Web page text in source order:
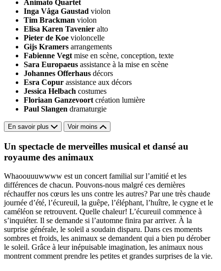
Animato Quartet
Inga Våga Gaustad violon
Tim Brackman violon
Elisa Karen Tavenier alto
Pieter de Koe violoncelle
Gijs Kramers arrangements
Fabienne Vegt mise en scène, conception, texte
Sara Europaeus assistance à la mise en scène
Johannes Offerhaus décors
Esra Copur assistance aux décors
Jessica Helbach costumes
Floriaan Ganzevoort création lumière
Paul Slangen dramaturgie
En savoir plus Voir moins
Un spectacle de merveilles musical et dansé au
royaume des animaux
Whaoouuuwwww est un concert familial sur l’amitié et les
différences de chacun. Pouvons-nous malgré ces dernières
réchauffer nos cœurs les uns contre les autres? Par une très chaude
journée d’été, l’écureuil, la guêpe, l’éléphant, l’huître, le cygne et le
caméléon se retrouvent. Quelle chaleur! L’écureuil commence à
s’inquiéter. Il se demande si l’automne finira par arriver. À la
surprise générale, le soleil a soudain disparu. Dans ces moments
sombres et froids, les animaux se demandent qui a bien pu dérober
le soleil. Grâce à leur inépuisable imagination, les animaux nous
montrent comment prendre les petites et grandes surprises de la vie.